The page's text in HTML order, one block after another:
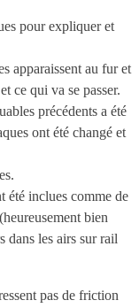
pour expliquer et
apparaissent au fur et
ce qui va se passer.
précédents a été
ont été changé et
été inclues comme de
bien
dans les airs sur rail
pas de friction